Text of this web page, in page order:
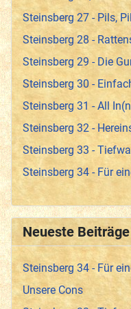
Steinsberg 27 - Pils,
Steinsberg 28 -
Steinsberg 29 - Die
Steinsberg 30 -
Steinsberg 31 - All
Steinsberg 32 -
Steinsberg 33 -
Steinsberg 34 - Für
Neueste Beiträge
Steinsberg 34 - Für
Unsere Cons